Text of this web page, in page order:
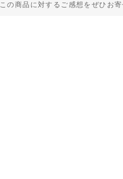
この商品に対するご感想をぜひお